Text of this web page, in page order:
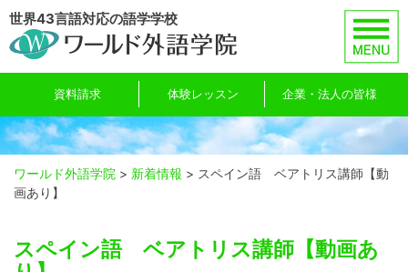
Skip
content
世界43言語対応の語学学校
資料請求 体験レッスン 企業・法人の皆様
ワールド外語学院 > 新着情報 > スペイン語 ベアトリス講師【動
画あり】
スペイン語 ベアトリス講師【動画あ